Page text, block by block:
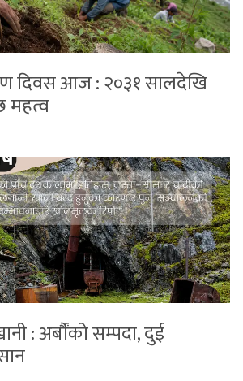
दिवस आज : २०३१ सालदेखि
महत्व
: अर्बौंको सम्पदा, दुई